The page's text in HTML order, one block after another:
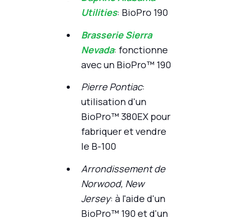
Utilities: BioPro 190
Brasserie Sierra
Nevada: fonctionne
avec un BioPro™ 190
Pierre Pontiac:
utilisation d'un
BioPro™ 380EX pour
fabriquer et vendre
le B-100
Arrondissement de
Norwood, New
Jersey: à l'aide d'un
BioPro™ 190 et d'un